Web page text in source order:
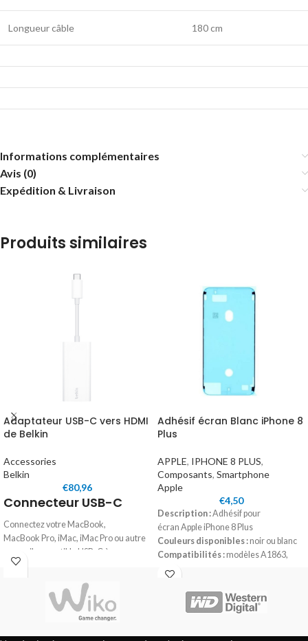
Longueur câble 180 cm
Informations complémentaires
Avis (0)
Expédition & Livraison
Produits similaires
Adaptateur USB-C vers HDMI
de Belkin
Accessories
Belkin
€80,96
Connecteur USB-C
Connectez votre MacBook,
MacBook Pro, iMac, iMac Pro ou autre
appareil compatible USB-C à un
téléviseur ou écran HDMI et profitez
Adhésif écran Blanc iPhone 8
Plus
APPLE, IPHONE 8 PLUS,
Composants, Smartphone
Apple
€4,50
Description :Adhésif pour
écran Apple iPhone 8 Plus
Couleurs disponibles :noir ou blanc
Compatibilités :modèles A1863,
A1905 ou A1906